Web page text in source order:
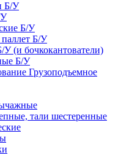
Б/У
У
Б/У
Б/У
(и бочкокантователи)
Б/У
Грузоподъемное
тали шестеренные